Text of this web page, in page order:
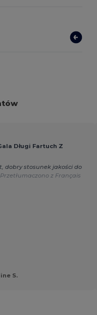
Długi Fartuch Z
dobry stosunek jakości do
Przetłumaczono z Français
S.